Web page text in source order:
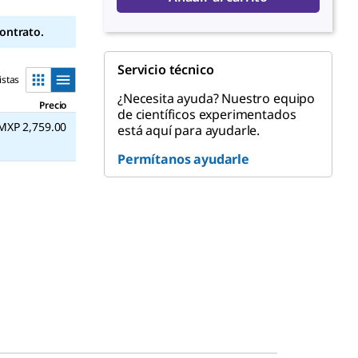
Precio
2,759.00
Servicio técnico
¿Necesita ayuda? Nuestro equipo
de científicos experimentados
está aquí para ayudarle.
Permítanos ayudarle